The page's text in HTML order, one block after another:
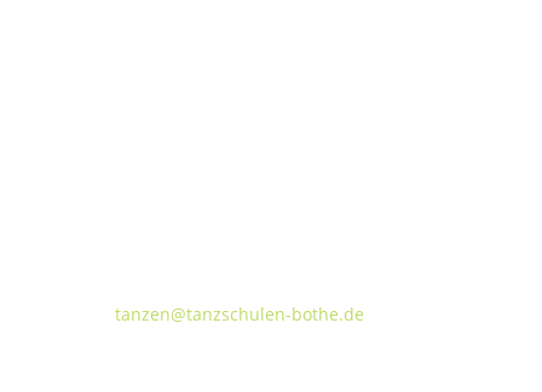
tanzen@tanzschulen-bothe.de